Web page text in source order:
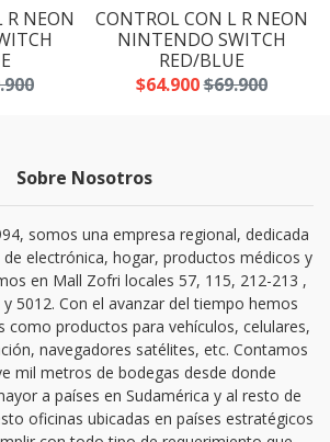
R NEON
CONTROL CON L R NEON
NINTENDO SWITCH
RED/BLUE
$64.900$69.900
Sobre Nosotros
somos una empresa regional, dedicada
electrónica, hogar, productos médicos y
en Mall Zofri locales 57, 115, 212-213 ,
5012. Con el avanzar del tiempo hemos
como productos para vehículos, celulares,
navegadores satélites, etc. Contamos
mil metros de bodegas desde donde
a países en Sudamérica y al resto de
oficinas ubicadas en países estratégicos